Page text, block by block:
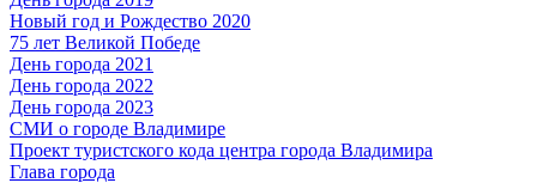
Новый год и Рождество 2020
75 лет Великой Победе
День города 2021
День города 2022
День города 2023
СМИ о городе Владимире
Проект туристского кода центра города Владимира
Глава города